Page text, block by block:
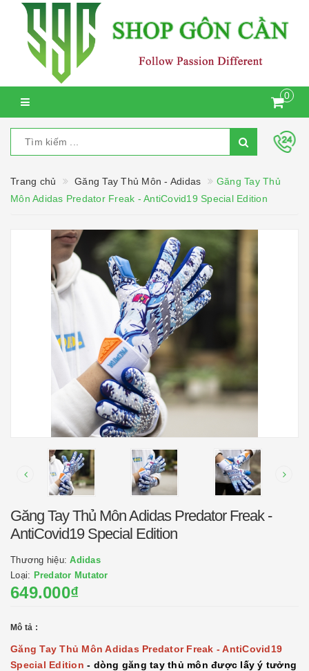
0
Trang chủ Găng Tay Thủ Môn - Adidas
Găng Tay Thủ
Môn Adidas Predator Freak - AntiCovid19 Special Edition
Găng Tay Thủ Môn Adidas Predator Freak -
AntiCovid19 Special Edition
Thương hiệu:Adidas
Loại: Predator Mutator
649.000₫
Mô tả :
Găng Tay Thủ Môn Adidas Predator Freak - AntiCovid19
Special Edition - dòng găng tay thủ môn được lấy ý tưởng